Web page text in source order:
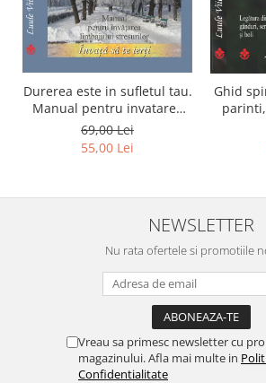
Durerea este in sufletul tau.
Manual pentru invatarea
limbajului stresurilor Seria
Invata sa te Ierti Luule
Viilma
69,00 Lei
55,00 Lei
Ghid
NEWSLETTER
Nu rata ofertele si promotiile
Vreau sa primesc newsletter cu
magazinului. Afla mai multe in
Confidentialitate